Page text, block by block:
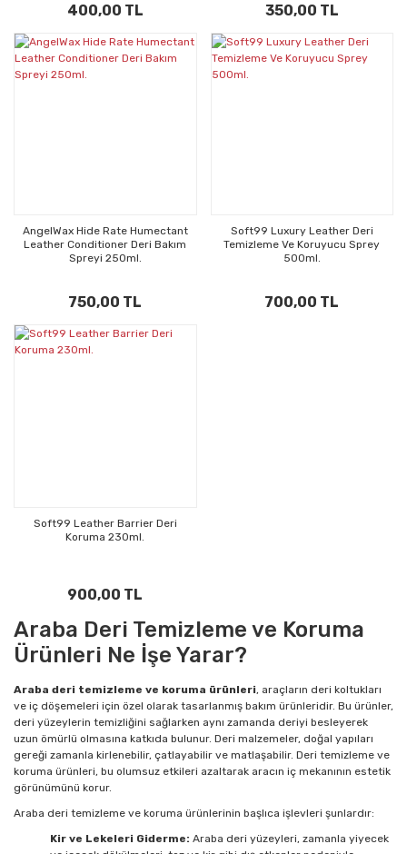
400,00 TL 350,00 TL
AngelWax Hide Rate Humectant
Leather Conditioner Deri Bakım
Spreyi 250ml.
750,00 TL
Soft99 Luxury Leather Deri
Temizleme Ve Koruyucu Sprey
500ml.
700,00 TL
Soft99 Leather Barrier Deri
Koruma 230ml.
900,00 TL
Araba Deri Temizleme ve Koruma
Ürünleri Ne İşe Yarar?
Araba deri temizleme ve koruma ürünleri, araçların deri koltukları
ve iç döşemeleri için özel olarak tasarlanmış bakım ürünleridir. Bu ürünler,
deri yüzeylerin temizliğini sağlarken aynı zamanda deriyi besleyerek
uzun ömürlü olmasına katkıda bulunur. Deri malzemeler, doğal yapıları
gereği zamanla kirlenebilir, çatlayabilir ve matlaşabilir. Deri temizleme ve
koruma ürünleri, bu olumsuz etkileri azaltarak aracın iç mekanının estetik
görünümünü korur.
Araba deri temizleme ve koruma ürünlerinin başlıca işlevleri şunlardır:
Kir ve Lekeleri Giderme: Araba deri yüzeyleri, zamanla yiyecek